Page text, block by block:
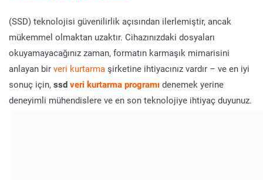
(SSD) teknolojisi güvenilirlik açısından ilerlemiştir, ancak
mükemmel olmaktan uzaktır. Cihazınızdaki dosyaları
okuyamayacağınız zaman, formatın karmaşık mimarisini
anlayan bir veri kurtarma şirketine ihtiyacınız vardır – ve en iyi
sonuç için, ssd veri kurtarma programı denemek yerine
deneyimli mühendislere ve en son teknolojiye ihtiyaç duyunuz.